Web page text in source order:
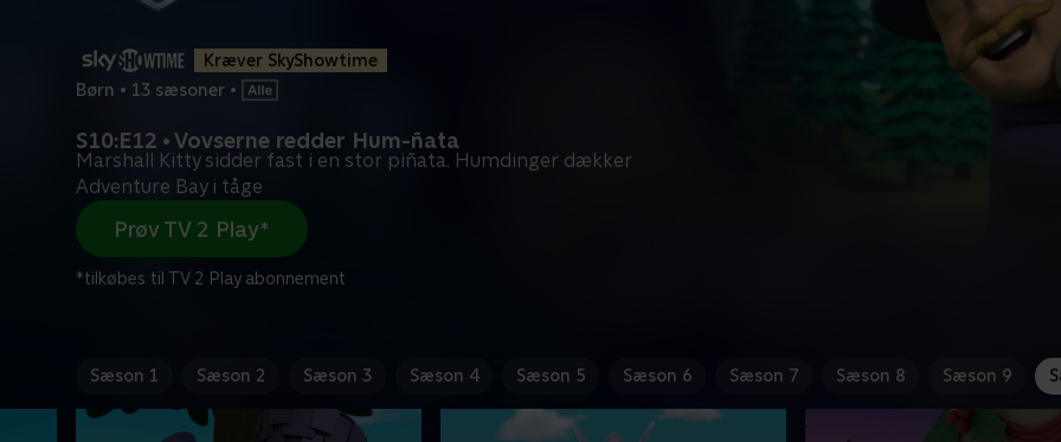
Kræver SkyShowtime
Børn • 13 sæsoner •
S10:E12 • Vovserne redder Hum-ñata
Marshall Kitty sidder fast i en stor piñata. Humdinger dækker
Adventure Bay i tåge
Prøv TV 2 Play*
*tilkøbes til TV 2 Play abonnement
Sæson 1 Sæson 2 Sæson 3 Sæson 4 Sæson 5 Sæson 6 Sæson 7 Sæson 8 Sæson 9